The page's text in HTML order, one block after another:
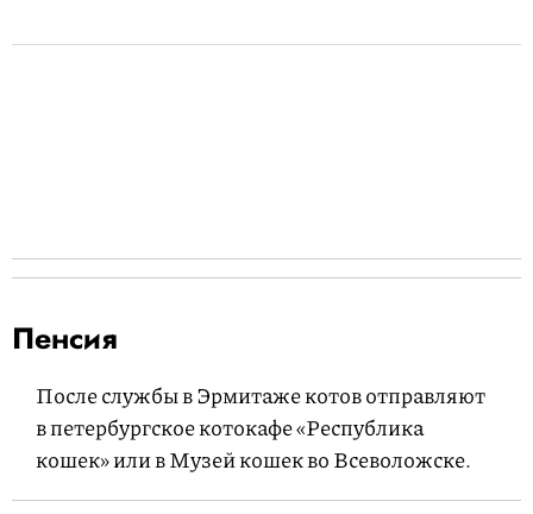
Пенсия
После службы в Эрмитаже котов отправляют
в петербургское котокафе «Республика
кошек» или в Музей кошек во Всеволожске.